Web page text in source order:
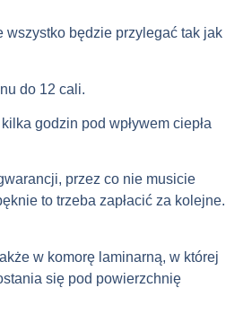
będzie przylegać tak jak
do 12 cali.
godzin pod wpływem ciepła
przez co nie musicie
to trzeba zapłacić za kolejne.
w komorę laminarną, w której
się pod powierzchnię